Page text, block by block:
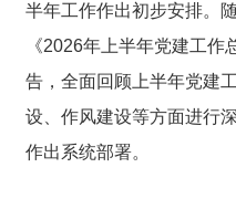
半年工作作出初步安排。
《2026年上半年党建工
告，全面回顾上半年党建
设、作风建设等方面进行
作出系统部署。